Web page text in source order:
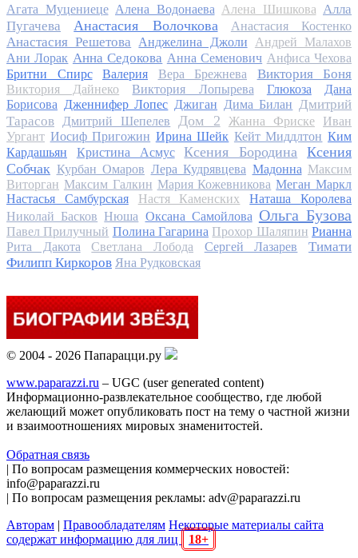
Агата Муцениеце Алена Водонаева Алена Шишкова Алла
Пугачева
Анастасия Волочкова Анастасия Костенко
Анастасия Решетова Анджелина Джоли
Андрей Малахов
Ани Лорак Анна Седокова Анна Семенович Анфиса Чехова
Бритни Спирс
Валерия Вера Брежнева Виктория Боня
Виктория Дайнеко Виктория Лопырева Глюкоза
Дана
Борисова Дженнифер Лопес Джиган Дима Билан
Дмитрий
Тарасов
Дмитрий Шепелев Дом 2 Жанна Фриске
Иван
Ургант Иосиф Пригожин Ирина Шейк Кейт Миддлтон Ким
Кардашьян
Кристина Асмус Ксения Бородина
Ксения
Собчак Курбан Омаров Лера Кудрявцева Мадонна Максим
Виторган Максим Галкин Мария Кожевникова Меган Маркл
Настасья Самбурская
Настя Каменских
Наташа Королева
Николай Басков Нюша Оксана Самойлова Ольга Бузова
Павел Прилучный Полина Гагарина Прохор Шаляпин Рианна
Рита Дакота
Светлана Лобода Сергей Лазарев
Тимати
Филипп Киркоров Яна Рудковская
© 2004 - 2026 Папарацци.ру
www.paparazzi.ru – UGC (user generated content)
Информационно-развлекательное сообщество, где любой
желающий может опубликовать пост на тему о частной жизни
и взаимоотношениях мировых знаменитостей.
Обратная связь
| По вопросам размещения коммерческих новостей:
info@paparazzi.ru
| По вопросам размещения рекламы: adv@paparazzi.ru
Авторам | Правообладателям Некоторые материалы сайта
содержат информацию для лиц
18+